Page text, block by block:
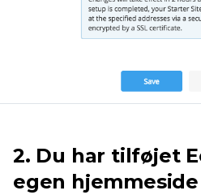
2. Du har tilføjet
egen hjemmeside